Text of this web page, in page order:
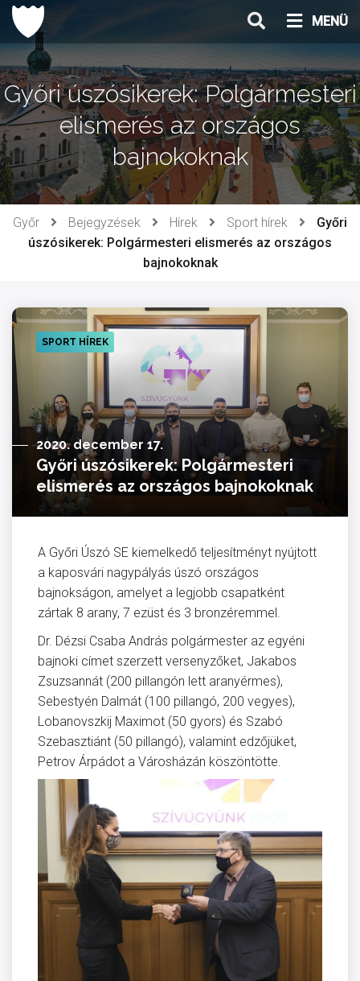
Ugrás
tartalomhoz
MENÜ
Győri úszósikerek: Polgármesteri
elismerés az országos
bajnokoknak
Győr Bejegyzések Hírek Sport hírek
Győri
úszósikerek: Polgármesteri elismerés az országos
bajnokoknak
SPORT HÍREK
2020. december 17.
Győri úszósikerek: Polgármesteri
elismerés az országos bajnokoknak
A Győri Úszó SE kiemelkedő teljesítményt nyújtott
a kaposvári nagypályás úszó országos
bajnokságon, amelyet a legjobb csapatként
zártak 8 arany, 7 ezüst és 3 bronzéremmel.
Dr. Dézsi Csaba András polgármester az egyéni
bajnoki címet szerzett versenyzőket, Jakabos
Zsuzsannát (200 pillangón lett aranyérmes),
Sebestyén Dalmát (100 pillangó, 200 vegyes),
Lobanovszkij Maximot (50 gyors) és Szabó
Szebasztiánt (50 pillangó), valamint edzőjüket,
Petrov Árpádot a Városházán köszöntötte.